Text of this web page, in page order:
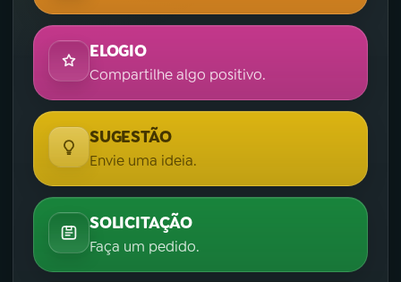
ELOGIO
Compartilhe algo positivo.
SUGESTÃO
Envie uma ideia.
SOLICITAÇÃO
Faça um pedido.